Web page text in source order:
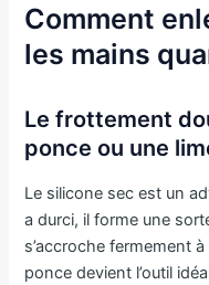
Comment
les mains
Le frottement
ponce ou une
Le silicone sec est un
a durci, il forme une
s’accroche fermement
ponce devient l’outil